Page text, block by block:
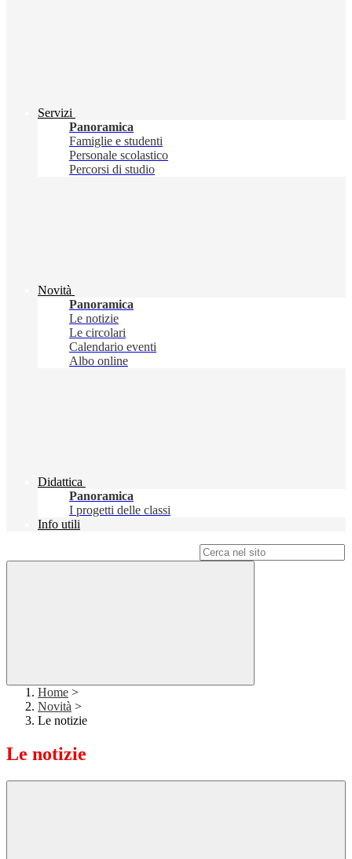
Servizi
Panoramica
Famiglie e studenti
Personale scolastico
Percorsi di studio
Novità
Panoramica
Le notizie
Le circolari
Calendario eventi
Albo online
Didattica
Panoramica
I progetti delle classi
Info utili
Home >
Novità >
Le notizie
Le notizie